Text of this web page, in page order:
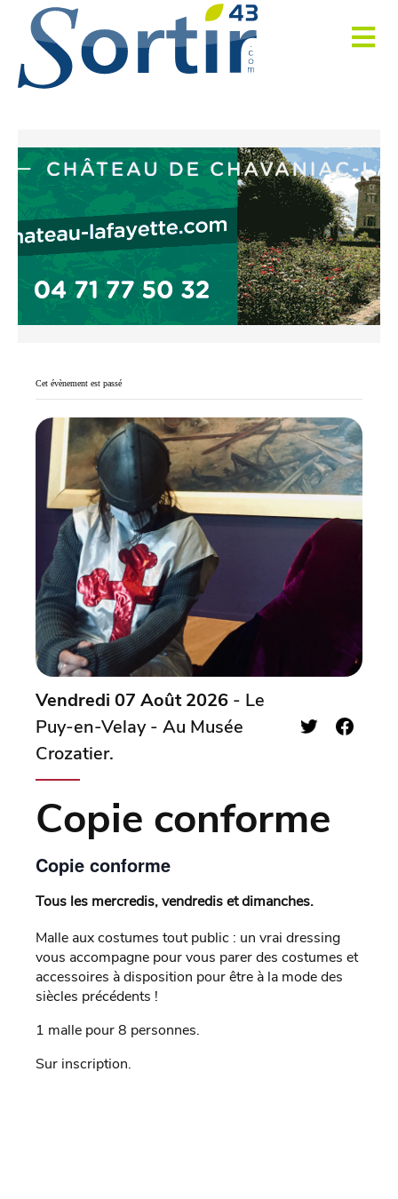
Cet évènement est passé
Vendredi 07 Août 2026 - Le
Puy-en-Velay - Au Musée
Crozatier.
Copie conforme
Copie conforme
Tous les mercredis, vendredis et dimanches.
Malle aux costumes tout public : un vrai dressing
vous accompagne pour vous parer des costumes et
accessoires à disposition pour être à la mode des
siècles précédents !
1 malle pour 8 personnes.
Sur inscription.